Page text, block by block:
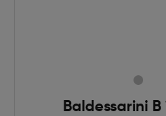
Baldessarini